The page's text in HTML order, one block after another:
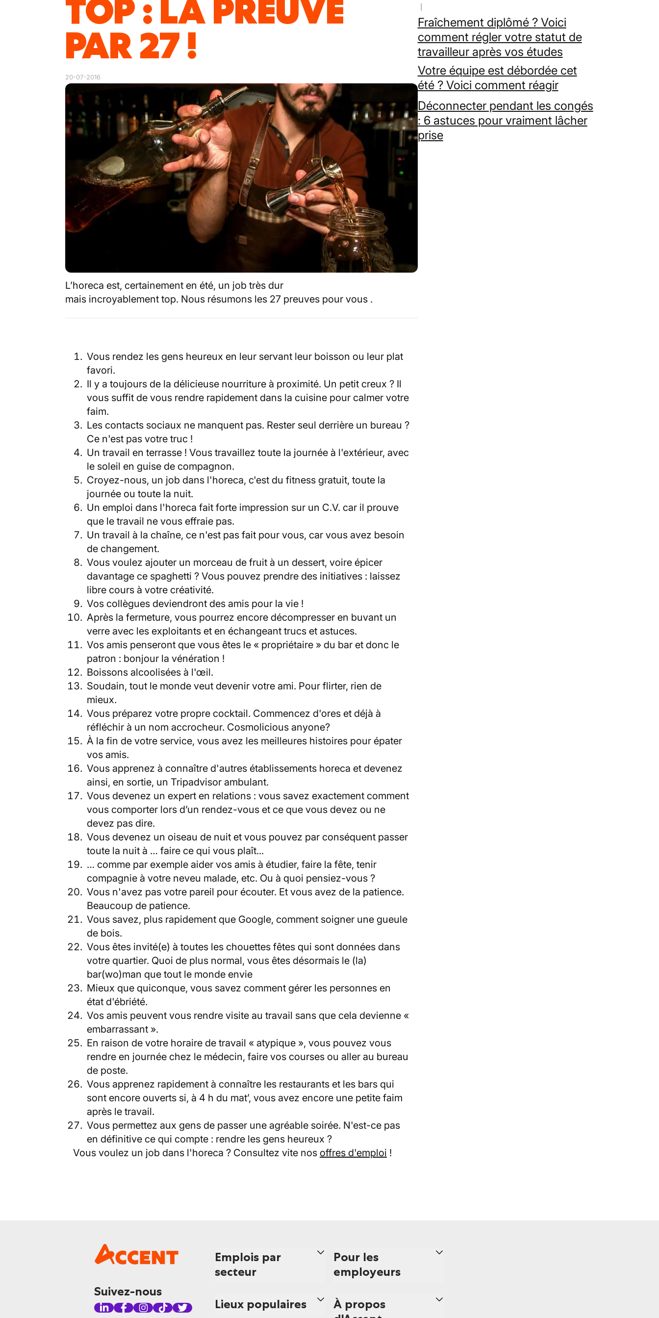
TOP : LA PREUVE
PAR 27 !
20-07-2016
L’horeca est, certainement en été, un job très dur
mais incroyablement top. Nous résumons les 27 preuves pour vous .
Vous rendez les gens heureux en leur servant leur boisson ou leur plat
favori.
Il y a toujours de la délicieuse nourriture à proximité. Un petit creux ? Il
vous suffit de vous rendre rapidement dans la cuisine pour calmer votre
faim.
Les contacts sociaux ne manquent pas. Rester seul derrière un bureau ?
Ce n'est pas votre truc !
Un travail en terrasse ! Vous travaillez toute la journée à l'extérieur, avec
le soleil en guise de compagnon.
Croyez-nous, un job dans l'horeca, c'est du fitness gratuit, toute la
journée ou toute la nuit.
Un emploi dans l'horeca fait forte impression sur un C.V. car il prouve
que le travail ne vous effraie pas.
Un travail à la chaîne, ce n'est pas fait pour vous, car vous avez besoin
de changement.
Vous voulez ajouter un morceau de fruit à un dessert, voire épicer
davantage ce spaghetti ? Vous pouvez prendre des initiatives : laissez
libre cours à votre créativité.
Vos collègues deviendront des amis pour la vie !
Après la fermeture, vous pourrez encore décompresser en buvant un
verre avec les exploitants et en échangeant trucs et astuces.
Vos amis penseront que vous êtes le « propriétaire » du bar et donc le
patron : bonjour la vénération !
Boissons alcoolisées à l'œil.
Soudain, tout le monde veut devenir votre ami. Pour flirter, rien de
mieux.
Vous préparez votre propre cocktail. Commencez d'ores et déjà à
réfléchir à un nom accrocheur. Cosmolicious anyone?
À la fin de votre service, vous avez les meilleures histoires pour épater
vos amis.
Vous apprenez à connaître d'autres établissements horeca et devenez
ainsi, en sortie, un Tripadvisor ambulant.
Vous devenez un expert en relations : vous savez exactement comment
vous comporter lors d’un rendez-vous et ce que vous devez ou ne
devez pas dire.
Vous devenez un oiseau de nuit et vous pouvez par conséquent passer
toute la nuit à … faire ce qui vous plaît...
… comme par exemple aider vos amis à étudier, faire la fête, tenir
compagnie à votre neveu malade, etc. Ou à quoi pensiez-vous ?
Vous n'avez pas votre pareil pour écouter. Et vous avez de la patience.
Beaucoup de patience.
Vous savez, plus rapidement que Google, comment soigner une gueule
de bois.
Vous êtes invité(e) à toutes les chouettes fêtes qui sont données dans
votre quartier. Quoi de plus normal, vous êtes désormais le (la)
bar(wo)man que tout le monde envie
Mieux que quiconque, vous savez comment gérer les personnes en
état d'ébriété.
Vos amis peuvent vous rendre visite au travail sans que cela devienne «
embarrassant ».
En raison de votre horaire de travail « atypique », vous pouvez vous
rendre en journée chez le médecin, faire vos courses ou aller au bureau
de poste.
Vous apprenez rapidement à connaître les restaurants et les bars qui
sont encore ouverts si, à 4 h du mat’, vous avez encore une petite faim
après le travail.
Vous permettez aux gens de passer une agréable soirée. N'est-ce pas
en définitive ce qui compte : rendre les gens heureux ?
Vous voulez un job dans l'horeca ? Consultez vite nos offres d'emploi !
Fraîchement diplômé ? Voici
comment régler votre statut de
travailleur après vos études
Votre équipe est débordée cet
été ? Voici comment réagir
Déconnecter pendant les congés
: 6 astuces pour vraiment lâcher
prise
Suivez-nous
Emplois par
secteur
Lieux populaires
Pour les
employeurs
À propos